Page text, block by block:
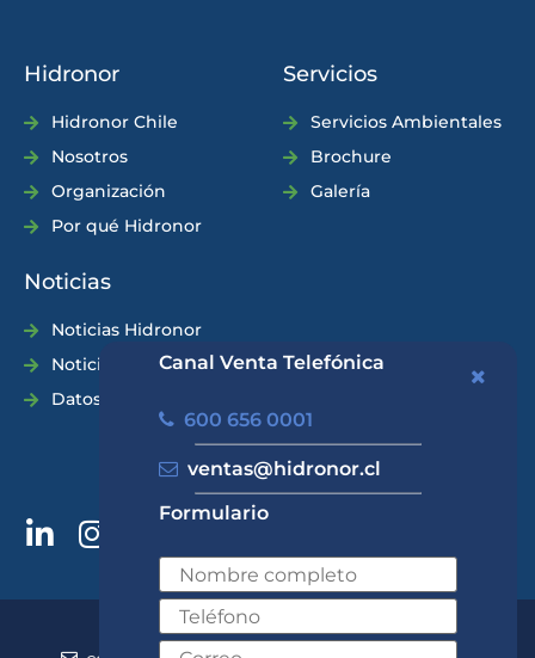
Canal Venta Telefónica
600 656 0001
ventas@hidronor.cl
Formulario
Hidronor
Hidronor Chile
Nosotros
Organización
Por qué Hidronor
Servicios
Servicios Ambientales
Brochure
Galería
Noticias
Noticias Hidronor
Noticias Industria
Datos Prácticos
600 656 0001
+562 2570 5700